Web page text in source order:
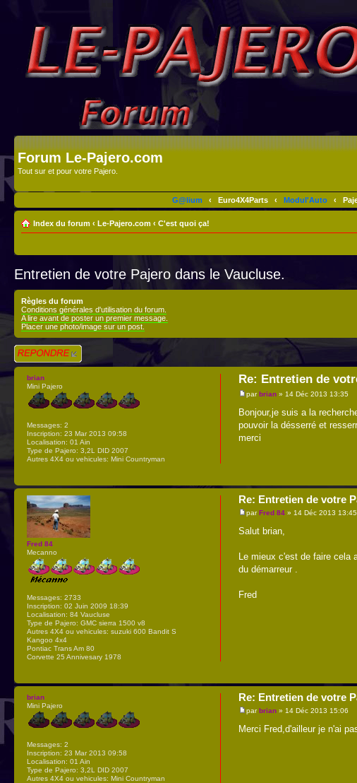
Forum Le-Pajero.com
Tout sur et pour votre Pajero.
G@lium ‹ Euro4X4Parts ‹ Modul'Auto ‹
Index du forum ‹ Le-Pajero.com ‹ C'est quoi ça!
Entretien de votre Pajero dans le Vaucluse.
Règles du forum
Conditions générales d'utilisation du forum.
A lire avant de poster un premier message.
Placer une photo/image sur un post.
Répondre
Re: Entretien de
parbrian » 14 Déc 2013 13:35
Bonjour,je suis a la
pouvoir la désserré et
merci
brian
Mini Pajero
Messages: 2
Inscription: 23 Mar 2013 09:58
Localisation: 01 Ain
Type de Pajero: 3,2L DID 2007
Autres 4X4 ou vehicules: Mini Countryman
Re: Entretien de votre
parFred 84 » 14 Déc 2013 13:45
Salut brian,
Le mieux c'est de faire cela
du démarreur .
Fred
Fred 84
Mecanno
Messages: 2733
Inscription: 02 Juin 2009 18:39
Localisation: 84 Vaucluse
Type de Pajero: GMC sierra 1500 v8
Autres 4X4 ou vehicules: suzuki 600 Bandit S
Kangoo 4x4
Pontiac Trans Am 80
Corvette 25 Annivesary 1978
Re: Entretien de votre
parbrian » 14 Déc 2013 15:06
Merci Fred,d'ailleur je n'ai
brian
Mini Pajero
Messages: 2
Inscription: 23 Mar 2013 09:58
Localisation: 01 Ain
Type de Pajero: 3,2L DID 2007
Autres 4X4 ou vehicules: Mini Countryman